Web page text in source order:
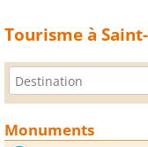
Tourisme à
Monuments